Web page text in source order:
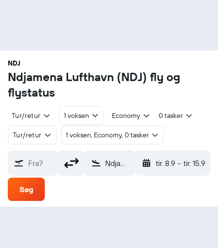
NDJ
Ndjamena Lufthavn (NDJ) fly og
flystatus
Tur/retur 1 voksen Economy 0 tasker
Tur/retur 1 voksen, Economy, 0 tasker
Fra? Ndjamena (NDJ) tir. 8.9 - tir. 15.9
Søg